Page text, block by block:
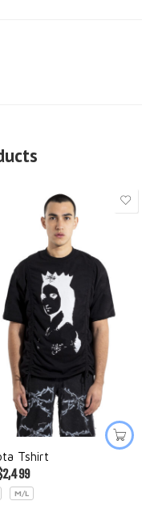
Tshirt
2,499
M/L